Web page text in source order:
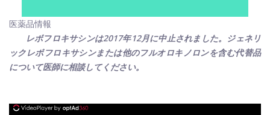
医薬品情報
レボフロキサシンは2017年12月に中止されました。ジェネリ
ックレボフロキサシンまたは他のフルオロキノロンを含む代替品
について医師に相談してください。